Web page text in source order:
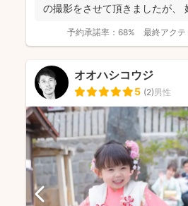
の撮影をさせて頂きましたが、
予約承諾率： 68% 最終アクテ
オオハシコウジ
5 (2)男性